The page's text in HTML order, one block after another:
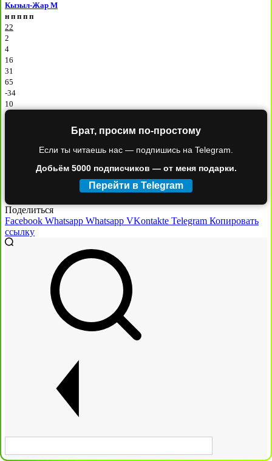
Кызыл-Жар М
н п п п п
22
2
4
16
31
65
-34
10
Брат, просим по-простому
Если ты читаешь нас — подпишись на Telegram.
Добьём 5000 подписчиков — от меня подарки.
Перейти в Telegram
Поделиться
Facebook Whatsapp Whatsapp VKontakte Telegram Копировать
ссылку